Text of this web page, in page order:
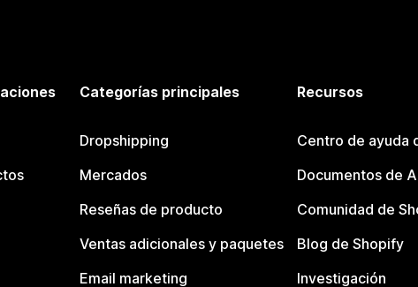
Categorías principales
Dropshipping
Mercados
Reseñas de producto
Ventas adicionales y paquetes
Email marketing
Recursos
Centro de ayuda
Documentos de
Comunidad de
Blog de Shopify
Investigación